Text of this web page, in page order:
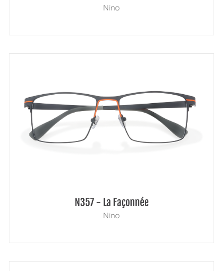
Nino
N357 - La Façonnée
Nino